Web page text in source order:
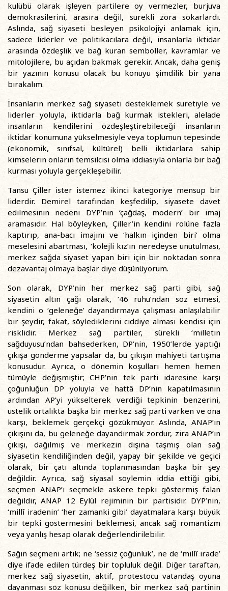
kulübü olarak işleyen partilere oy vermezler, burjuva
demokrasilerini, arasıra değil, sürekli zora sokarlardı.
Aslında, sağ siyaseti besleyen psikolojiyi anlamak için,
sadece liderler ve politikacılara değil, insanlarla iktidar
arasında özdeşlik ve bağ kuran semboller, kavramlar ve
mitolojilere, bu açıdan bakmak gerekir. Ancak, daha geniş
bir yazının konusu olacak bu konuyu şimdilik bir yana
bırakalım.
İnsanların merkez sağ siyaseti desteklemek suretiyle ve
liderler yoluyla, iktidarla bağ kurmak istekleri, alelade
insanların kendilerini özdeşleştirebileceği insanların
iktidar konumuna yükselmesiyle veya toplumun tepesinde
(ekonomik, sınıfsal, kültürel) belli iktidarlara sahip
kimselerin onların temsilcisi olma iddiasıyla onlarla bir bağ
kurması yoluyla gerçekleşebilir.
Tansu Çiller ister istemez ikinci kategoriye mensup bir
liderdir. Demirel tarafından keşfedilip, siyasete davet
edilmesinin nedeni DYP’nin ‘çağdaş, modern’ bir imaj
aramasıdır. Hal böyleyken, Çiller’in kendini rolüne fazla
kaptırıp, ana-bacı imajını ve ‘halkın içinden biri’ olma
meselesini abartması, ‘kolejli kız’ın neredeyse unutulması,
merkez sağda siyaset yapan biri için bir noktadan sonra
dezavantaj olmaya başlar diye düşünüyorum.
Son olarak, DYP’nin her merkez sağ parti gibi, sağ
siyasetin altın çağı olarak, ‘46 ruhu’ndan söz etmesi,
kendini o ‘geleneğe’ dayandırmaya çalışması anlaşılabilir
bir şeydir, fakat, söylediklerini ciddiye alması kendisi için
risklidir. Merkez sağ partiler, sürekli ‘milletin
sağduyusu’ndan bahsederken, DP’nin, 1950’lerde yaptığı
çıkışa gönderme yapsalar da, bu çıkışın mahiyeti tartışma
konusudur. Ayrıca, o dönemin koşulları hemen hemen
tümüyle değişmiştir; CHP’nin tek parti idaresine karşı
çoğunluğun DP yoluyla ve hattâ DP’nin kapatılmasının
ardından AP’yi yükselterek verdiği tepkinin benzerini,
üstelik ortalıkta başka bir merkez sağ parti varken ve ona
karşı, beklemek gerçekçi gözükmüyor. Aslında, ANAP’ın
çıkışını da, bu geleneğe dayandırmak zordur, zira ANAP’ın
çıkışı, dağılmış ve merkezin dışına taşmış olan sağ
siyasetin kendiliğinden değil, yapay bir şekilde ve geçici
olarak, bir çatı altında toplanmasından başka bir şey
değildir. Ayrıca, sağ siyasal söylemin iddia ettiği gibi,
seçmen ANAP’ı seçmekle askere tepki göstermiş falan
değildir, ANAP 12 Eylül rejiminin bir partisidir. DYP’nin,
‘millî iradenin’ ‘her zamanki gibi’ dayatmalara karşı büyük
bir tepki göstermesini beklemesi, ancak sağ romantizm
veya yanlış hesap olarak değerlendirilebilir.
Sağın seçmeni artık; ne ‘sessiz çoğunluk’, ne de ‘millî irade’
diye ifade edilen türdeş bir topluluk değil. Diğer taraftan,
merkez sağ siyasetin, aktif, protestocu vatandaş oyuna
dayanması söz konusu değilken, bir merkez sağ partinin